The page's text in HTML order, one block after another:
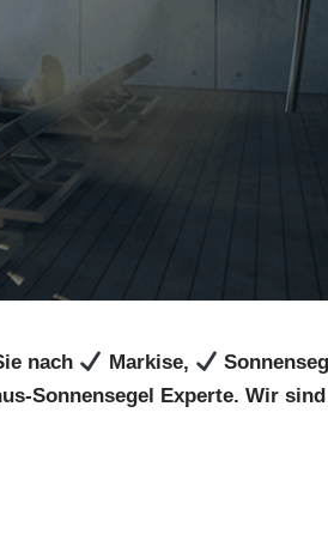
nach Markise,
Sonnensegel Experte. Wir